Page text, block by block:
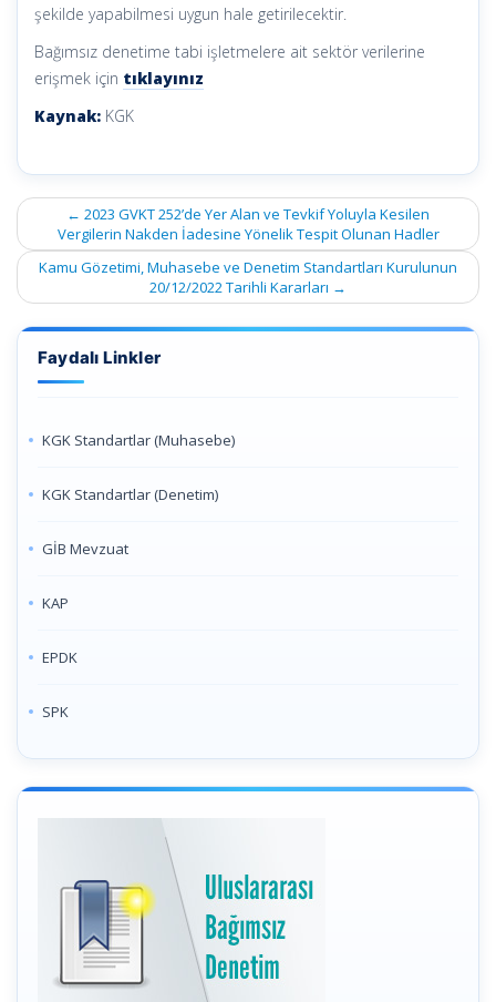
şekilde yapabilmesi uygun hale getirilecektir.
Bağımsız denetime tabi işletmelere ait sektör verilerine
erişmek için tıklayınız
Kaynak: KGK
Post
navigation
← 2023 GVKT 252’de Yer Alan ve Tevkif Yoluyla Kesilen
Vergilerin Nakden İadesine Yönelik Tespit Olunan Hadler
Kamu Gözetimi, Muhasebe ve Denetim Standartları Kurulunun
20/12/2022 Tarihli Kararları →
Faydalı Linkler
KGK Standartlar (Muhasebe)
KGK Standartlar (Denetim)
GİB Mevzuat
KAP
EPDK
SPK